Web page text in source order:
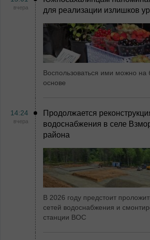
вчера
для реализации излишков
Воспользоваться ими можно на
основе
14:24
вчера
Продолжается
водоснабжения в селе
района
В 2026 году предстоит
сетей водоснабжения и
станции ВОС